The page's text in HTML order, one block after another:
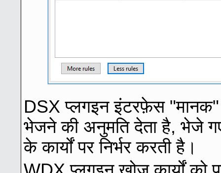
DSX प्लगइन इंटरफ़ेस "मानक"
भेजने की अनुमति देता है, भेजे
के कार्यों पर निर्भर करती है।